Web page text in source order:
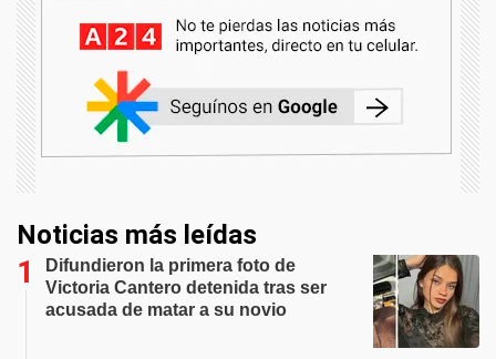
Noticias más leídas
Difundieron la primera foto de
Victoria Cantero detenida tras ser
acusada de matar a su novio